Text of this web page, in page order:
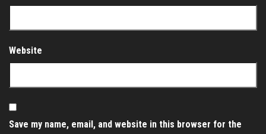
Website
Save my name, email, and website in this browser for the